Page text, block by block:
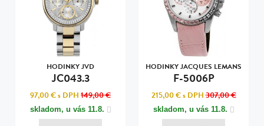
HODINKY JVD
JC043.3
97,00 €s DPH 149,00 €
skladom, u vás 11.8.
HODINKY JACQUES LEMANS
F-5006P
215,00 €s DPH307,00 €
skladom, u vás 11.8.